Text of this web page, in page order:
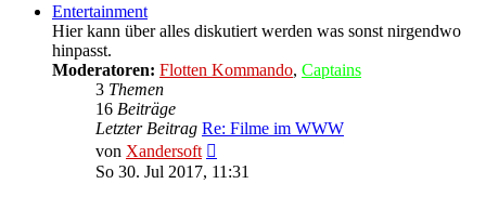
Entertainment
Hier kann über alles diskutiert werden was sonst nirgendwo
hinpasst.
Moderatoren: Flotten Kommando, Captains
3 Themen
16 Beiträge
Letzter Beitrag Re: Filme im WWW
von Xandersoft
Beitrag
So 30. Jul 2017, 11:31